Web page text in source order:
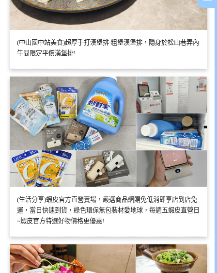
(中山國中站美食)超厚手打漢堡排-粗堡漢堡排，隱身於松山巷弄內
午間限定平價漢堡排!
(生活分享)蝦皮官方直營賣場，嚴選商品網購免低消即享店到店免
運，當日快速到貨，綠色環保無包裝材愛地球，每週五蝦皮直營日
~蝦皮官方特選好物價格更優惠!